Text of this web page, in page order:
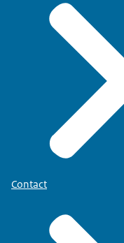
Contact